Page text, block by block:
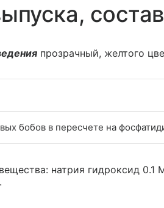
прозрачный, желтого
бобов в пересчете на
натрия гидроксид